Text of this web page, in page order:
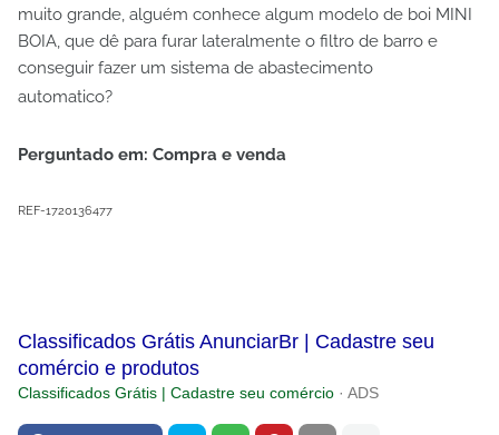
muito grande, alguém conhece algum modelo de boi MINI
BOIA, que dê para furar lateralmente o filtro de barro e
conseguir fazer um sistema de abastecimento
automatico?
Perguntado em: Compra e venda
REF-1720136477
Classificados Grátis AnunciarBr | Cadastre seu
comércio e produtos
Classificados Grátis | Cadastre seu comércio · ADS